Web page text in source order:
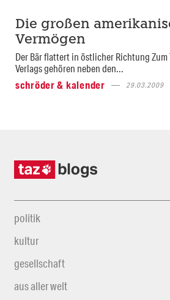
Die großen
Vermögen
Der Bär flattert in östlicher Richtung
Verlags gehören neben den...
schröder & kalender
29.03.2009
politik
kultur
gesellschaft
aus aller welt